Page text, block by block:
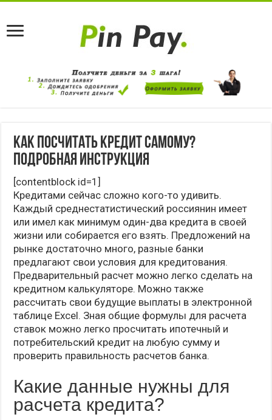
Как посчитать кредит самому?
Подробная инструкция
[contentblock id=1]
Кредитами сейчас сложно кого-то удивить.
Каждый среднестатистический россиянин имеет
или имел как минимум один-два кредита в своей
жизни или собирается его взять. Предложений на
рынке достаточно много, разные банки
предлагают свои условия для кредитования.
Предварительный расчет можно легко сделать на
кредитном калькуляторе. Можно также
рассчитать свои будущие выплаты в электронной
таблице Exсel. Зная общие формулы для расчета
ставок можно легко просчитать ипотечный и
потребительский кредит на любую сумму и
проверить правильность расчетов банка.
Какие данные нужны для
расчета кредита?